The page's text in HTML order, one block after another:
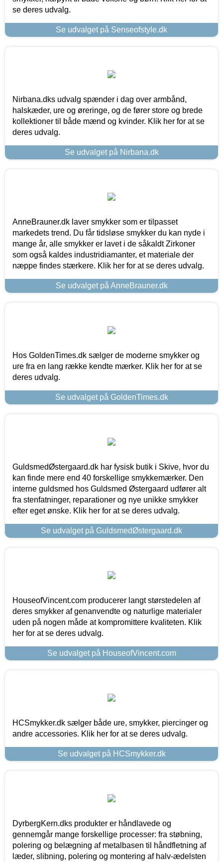
se deres udvalg.
Se udvalget på Senseofstyle.dk
Nirbana.dks udvalg spænder i dag over armbånd,
halskæder, ure og øreringe, og de fører store og brede
kollektioner til både mænd og kvinder. Klik her for at se
deres udvalg.
Se udvalget på Nirbana.dk
AnneBrauner.dk laver smykker som er tilpasset
markedets trend. Du får tidsløse smykker du kan nyde i
mange år, alle smykker er lavet i de såkaldt Zirkoner
som også kaldes industridiamanter, et materiale der
næppe findes stærkere. Klik her for at se deres udvalg.
Se udvalget på AnneBrauner.dk
Hos GoldenTimes.dk sælger de moderne smykker og
ure fra en lang række kendte mærker. Klik her for at se
deres udvalg.
Se udvalget på GoldenTimes.dk
GuldsmedØstergaard.dk har fysisk butik i Skive, hvor du
kan finde mere end 40 forskellige smykkemærker. Den
interne guldsmed hos Guldsmed Østergaard udfører alt
fra stenfatninger, reparationer og nye unikke smykker
efter eget ønske. Klik her for at se deres udvalg.
Se udvalget på GuldsmedØstergaard.dk
HouseofVincent.com producerer langt størstedelen af
deres smykker af genanvendte og naturlige materialer
uden på nogen måde at kompromittere kvaliteten. Klik
her for at se deres udvalg.
Se udvalget på HouseofVincent.com
HCSmykker.dk sælger både ure, smykker, piercinger og
andre accessories. Klik her for at se deres udvalg.
Se udvalget på HCSmykker.dk
DyrbergKern.dks produkter er håndlavede og
gennemgår mange forskellige processer: fra støbning,
polering og belægning af metalbasen til håndfletning af
læder, slibning, polering og montering af halv-ædelsten